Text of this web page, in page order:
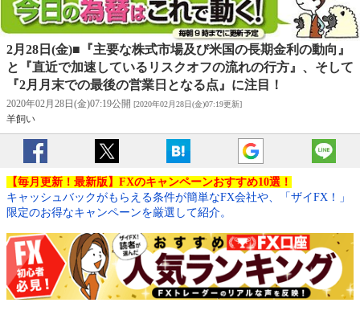
2月28日(金)■『主要な株式市場及び米国の長期金利の動向』
と『直近で加速しているリスクオフの流れの行方』、そして
『2月月末での最後の営業日となる点』に注目！
2020年02月28日(金)07:19公開 [2020年02月28日(金)07:19更新]
羊飼い
【毎月更新！最新版】FXのキャンペーンおすすめ10選！
キャッシュバックがもらえる条件が簡単なFX会社や、「ザイFX！」
限定のお得なキャンペーンを厳選して紹介。